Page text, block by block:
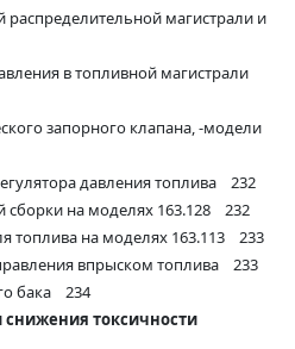
распределительной магистрали и
в топливной магистрали
запорного клапана, -модели
давления топлива 232
сборки на моделях 163.128 232
топлива на моделях 163.113 233
впрыском топлива 233
бака 234
снижения токсичности